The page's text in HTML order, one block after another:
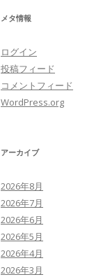
メタ情報
ログイン
投稿フィード
コメントフィード
WordPress.org
アーカイブ
2026年8月
2026年7月
2026年6月
2026年5月
2026年4月
2026年3月